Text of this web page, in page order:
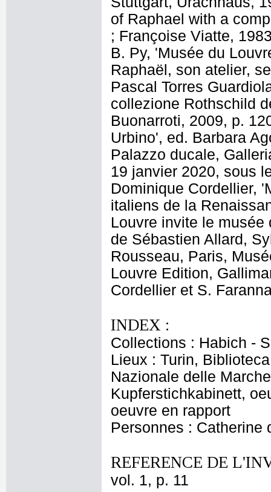
of Raphael with a
; Françoise Viatte,
B. Py, 'Musée du
Raphaël, son atelier,
Pascal Torres
collezione Rothschild
Buonarroti, 2009, p.
Urbino', ed. Barbara
Palazzo ducale,
19 janvier 2020, sous
Dominique Cordellier,
italiens de la
Louvre invite le
de Sébastien Allard,
Rousseau, Paris,
Louvre Edition,
Cordellier et S.
INDEX :
Collections : Habich -
Lieux : Turin,
Nazionale delle
Kupferstichkabinett,
oeuvre en rapport
Personnes : Catherine
REFERENCE DE
vol. 1, p. 11